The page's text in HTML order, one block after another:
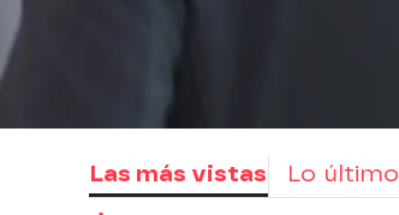
Las más vistas Lo último